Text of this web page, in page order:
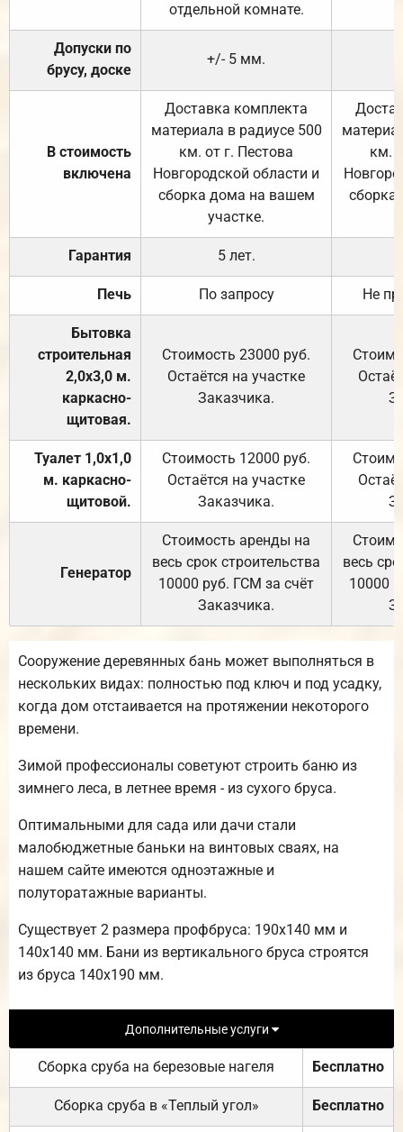
отдельной комнате.
Допуски по
брусу, доске
+/- 5 мм.
В стоимость
включена
Доставка комплекта
материала в радиусе 500
км. от г. Пестова
Новгородской области и
сборка дома на вашем
участке.
км.
Гарантия 5 лет.
Печь По запросу Не
Бытовка
строительная
2,0х3,0 м.
каркасно-
щитовая.
Стоимость 23000 руб.
Остаётся на участке
Заказчика.
Туалет 1,0х1,0
м. каркасно-
щитовой.
Стоимость 12000 руб.
Остаётся на участке
Заказчика.
Генератор
Стоимость аренды на
весь срок строительства
10000 руб. ГСМ за счёт
Заказчика.
весь
10000
Сооружение деревянных бань может выполняться в
нескольких видах: полностью под ключ и под усадку,
когда дом отстаивается на протяжении некоторого
времени.
Зимой профессионалы советуют строить баню из
зимнего леса, в летнее время - из сухого бруса.
Оптимальными для сада или дачи стали
малобюджетные баньки на винтовых сваях, на
нашем сайте имеются одноэтажные и
полуторатажные варианты.
Существует 2 размера профбруса: 190х140 мм и
140х140 мм. Бани из вертикального бруса строятся
из бруса 140х190 мм.
Дополнительные услуги
Сборка сруба на березовые нагеля Бесплатно
Сборка сруба в «Теплый угол» Бесплатно